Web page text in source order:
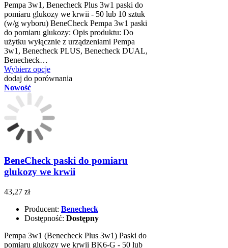
Pempa 3w1, Benecheck Plus 3w1 paski do
pomiaru glukozy we krwii - 50 lub 10 sztuk
(w/g wyboru) BeneCheck Pempa 3w1 paski
do pomiaru glukozy: Opis produktu: Do
użytku wyłącznie z urządzeniami Pempa
3w1, Benecheck PLUS, Benecheck DUAL,
Benecheck…
Wybierz opcje
dodaj do porównania
Nowość
BeneCheck paski do pomiaru
glukozy we krwii
43,27 zł
Producent: Benecheck
Dostępność: Dostępny
Pempa 3w1 (Benecheck Plus 3w1) Paski do
pomiaru glukozy we krwii BK6-G - 50 lub